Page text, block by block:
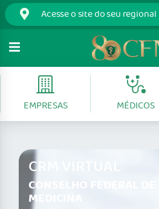
EMPRESAS MÉDICOS
CRM VIRTUAL
CONSELHO FEDERAL DE
MEDICINA